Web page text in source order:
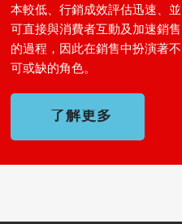
本較低、行銷成效評估迅速、並
可直接與消費者互動及加速銷售
的過程，因此在銷售中扮演著不
可或缺的角色。
了解更多